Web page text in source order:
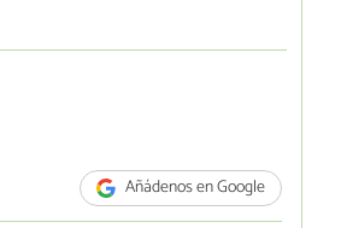
Añádenos en Google